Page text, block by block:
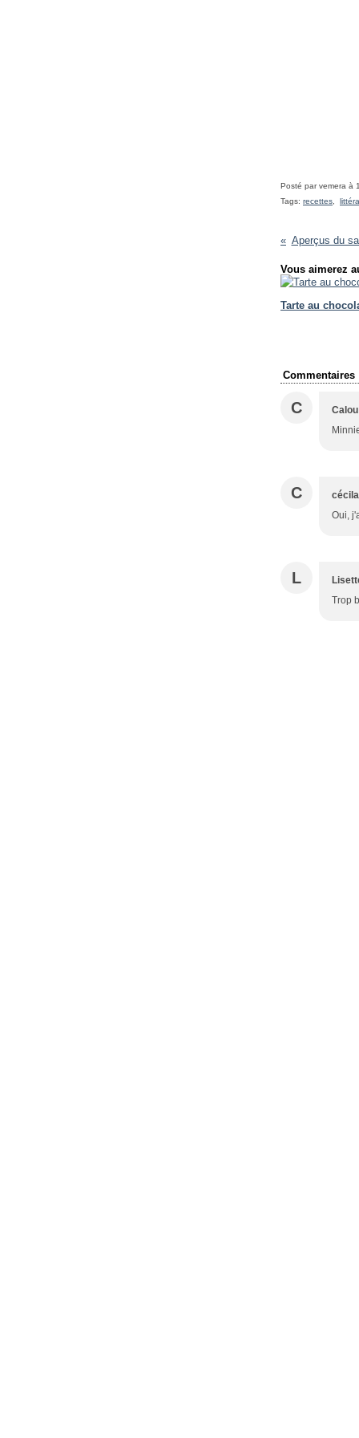
Posté par vemera à
Tags: recettes
Aperçus du
Vous aimerez
Tarte au
Commentaires
C
Calou
C
Oui,
L
Trop